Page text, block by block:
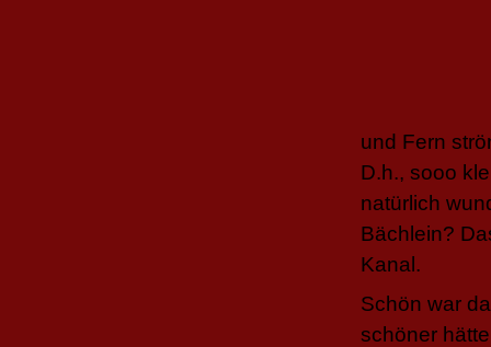
und Fern
D.h., sooo
natürlich
Bächlein?
Kanal.
Schön war
schöner